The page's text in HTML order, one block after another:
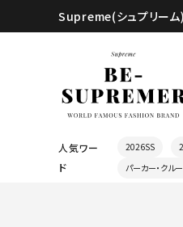
Supreme(シュプリー
人気ワー
ド
2026SS
パーカー・クル